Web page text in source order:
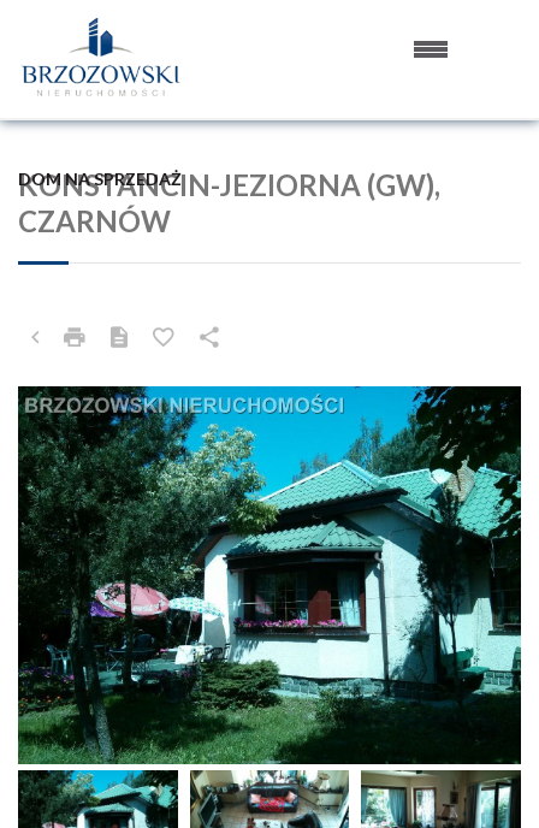
KONSTANCIN-JEZIORNA (GW),
CZARNÓW
DOM NA SPRZEDAŻ